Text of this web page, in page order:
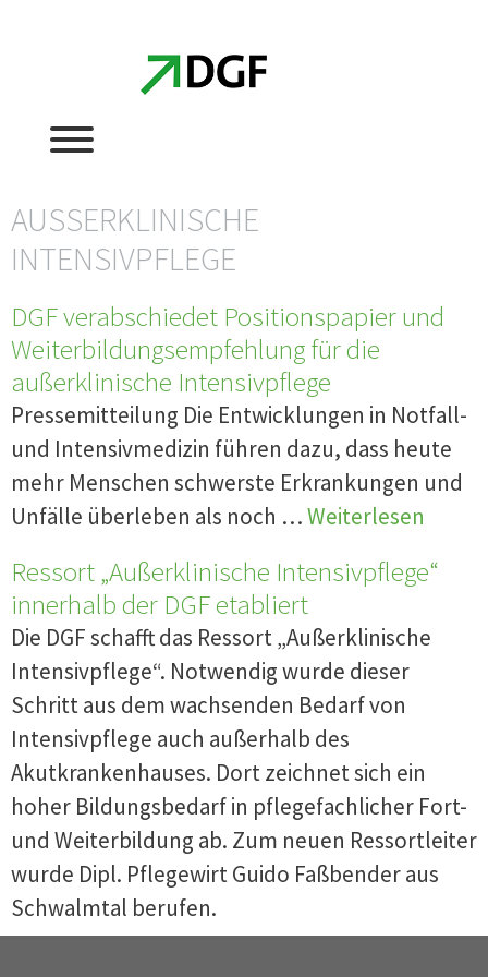
AUSSERKLINISCHE I
NTENSIVPFLEGE
DGF verabschiedet Positionspapier und
Weiterbildungsempfehlung für die
außerklinische Intensivpflege
Pressemitteilung Die Entwicklungen in Notfall-
und Intensivmedizin führen dazu, dass heute
mehr Menschen schwerste Erkrankungen und
Unfälle überleben als noch …Weiterlesen
Ressort „Außerklinische Intensivpflege“
innerhalb der DGF etabliert
Die DGF schafft das Ressort „Außerklinische
Intensivpflege“. Notwendig wurde dieser
Schritt aus dem wachsenden Bedarf von
Intensivpflege auch außerhalb des
Akutkrankenhauses. Dort zeichnet sich ein
hoher Bildungsbedarf in pflegefachlicher Fort-
und Weiterbildung ab. Zum neuen Ressortleiter
wurde Dipl. Pflegewirt Guido Faßbender aus
Schwalmtal berufen.